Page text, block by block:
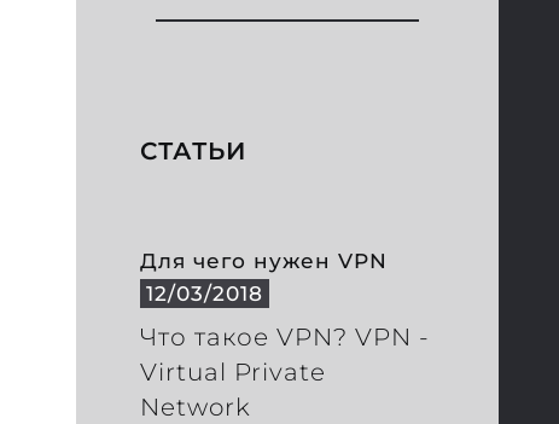
СТАТЬИ
Для чего нужен VPN
12/03/2018
Что такое VPN? VPN -
Virtual Private
Network